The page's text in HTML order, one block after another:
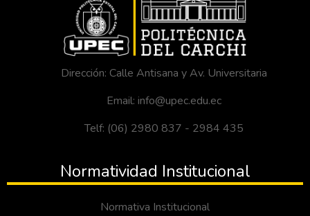
Dirección: Calle Antisana y Av. Universitaria
Email: info@upec.edu.ec
Telf: (06) 2980 837 - 2984 435
Normatividad Institucional
Normativa Institucional